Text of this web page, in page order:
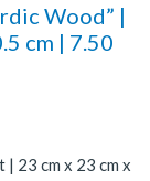
Wood” |
cm | 7.50
| 23 cm x 23 cm x